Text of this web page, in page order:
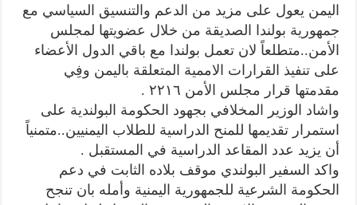
اليمن يعول على مزيد من الدعم والتنسيق السياسي مع
جمهورية بولندا الصديقة من خلال عضويتها لمجلس
الأمن..متطلعاً لان تعمل بولندا مع باقي الدول الأعضاء
على تنفيذ القرارات الاممية المتعلقة باليمن وفِي
مقدمتها قرار مجلس الأمن ٢٢١٦ .
واشاد الوزير المخلافي بجهود الحكومة البولندية على
استمرار تقديمها للمنح الدراسية للطلاب اليمنيين..متمنياً
أن يزيد عدد المقاعد الدراسية في المستقبل .
واكد السفير البولندي موقف بلاده الثابت في دعم
الحكومة الشرعية للجمهورية اليمنية وأمله بان تنجح